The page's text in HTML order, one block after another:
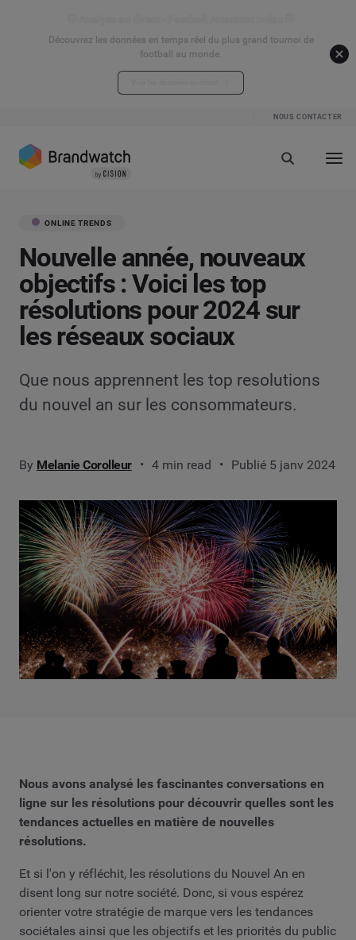
Découvrez les données en temps réel du plus grand tournoi de
football au monde.
NOUS CONTACTER
ONLINE TRENDS
Nouvelle année, nouveaux
objectifs : Voici les top
résolutions pour 2024 sur
les réseaux sociaux
Que nous apprennent les top resolutions
du nouvel an sur les consommateurs.
By Melanie Corolleur 4 min read Publié 5 janv 2024
Nous avons analysé les fascinantes conversations en
ligne sur les résolutions pour découvrir quelles sont les
tendances actuelles en matière de nouvelles
résolutions.
Et si l'on y réfléchit, les résolutions du Nouvel An en
disent long sur notre société. Donc, si vous espérez
orienter votre stratégie de marque vers les tendances
sociétales ainsi que les objectifs et les priorités du public